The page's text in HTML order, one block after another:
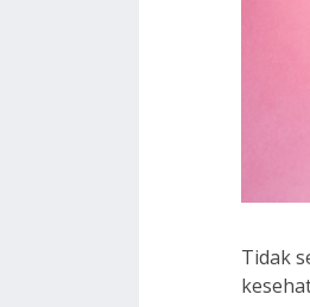
Tidak